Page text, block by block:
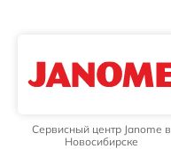
Сервисный центр Janome в
Новосибирске